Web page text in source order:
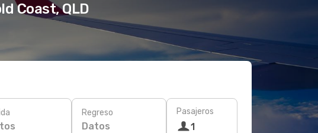
Coast, QLD
Regreso
Datos
Pasajeros
1